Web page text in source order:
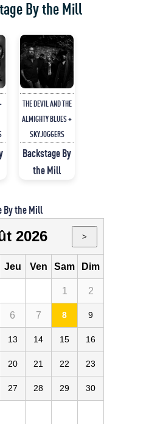
By the Mill
THE DEVIL AND THE
ALMIGHTY BLUES +
SKYJOGGERS
Backstage By
the Mill
By the Mill
2026 >
Jeu Ven Sam Dim
1 2
6 7 8 9
13 14 15 16
20 21 22 23
27 28 29 30